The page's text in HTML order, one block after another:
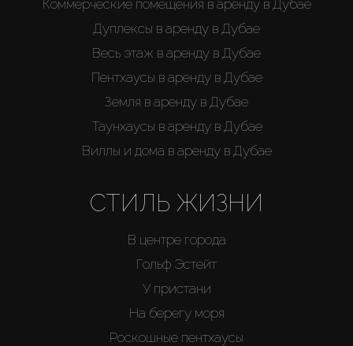
Коммерческие помещения в аренду в Дубае
Дуплексы в аренду в Дубае
Весь этаж в аренду в Дубае
Пентхаусы в аренду в Дубае
Земля в аренду в Дубае
Таунхаусы в аренду в Дубае
Виллы и дома в аренду в Дубае
СТИЛЬ ЖИЗНИ
В центре города
Гольф Эстейт
У пристани
На берегу моря
Роскошные пентхаусы